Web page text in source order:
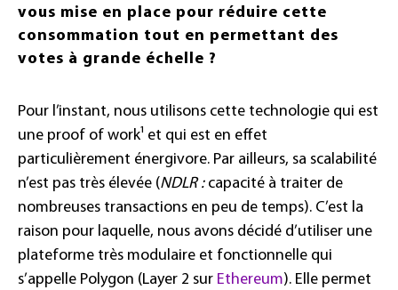
vous mise en place pour réduire cette
consommation tout en permettant des
votes à grande échelle ?
Pour l’instant, nous utilisons cette technologie qui est
une proof of work¹ et qui est en effet
particulièrement énergivore. Par ailleurs, sa scalabilité
n’est pas très élevée (NDLR :capacité à traiter de
nombreuses transactions en peu de temps). C’est la
raison pour laquelle, nous avons décidé d’utiliser une
plateforme très modulaire et fonctionnelle qui
s’appelle Polygon (Layer 2 sur Ethereum). Elle permet